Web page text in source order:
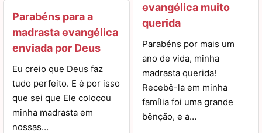
Parabéns para a
madrasta evangélica
enviada por Deus
Eu creio que Deus faz
tudo perfeito. E é por isso
que sei que Ele colocou
minha madrasta em
nossas…
evangélica muito
querida
Parabéns por mais um
ano de vida, minha
madrasta querida!
Recebê-la em minha
família foi uma grande
bênção, e a…